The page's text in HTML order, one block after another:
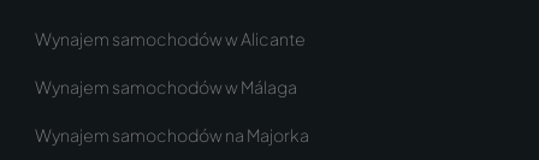
Wynajem samochodów w Alicante
Wynajem samochodów w Málaga
Wynajem samochodów na Majorka